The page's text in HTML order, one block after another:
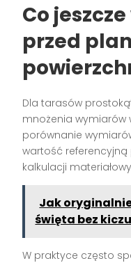
Co
przed
Dla tarasów
mnożenia wymiarów
porównanie
wartość
kalkulacji
Jak
święta bez
W praktyce często